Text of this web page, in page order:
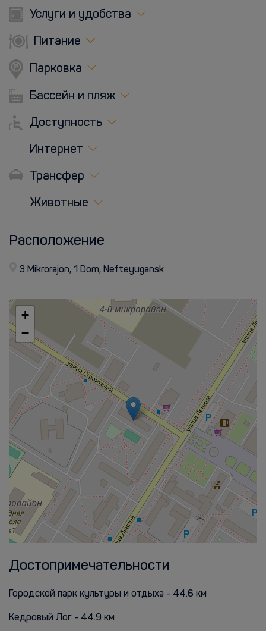
Услуги и удобства
Питание
Парковка
Бассейн и пляж
Доступность
Интернет
Трансфер
Животные
Расположение
3 Mikrorajon, 1 Dom, Nefteyugansk
+
−
Достопримечательности
Городской парк культуры и отдыха - 44.6 км
Кедровый Лог - 44.9 км